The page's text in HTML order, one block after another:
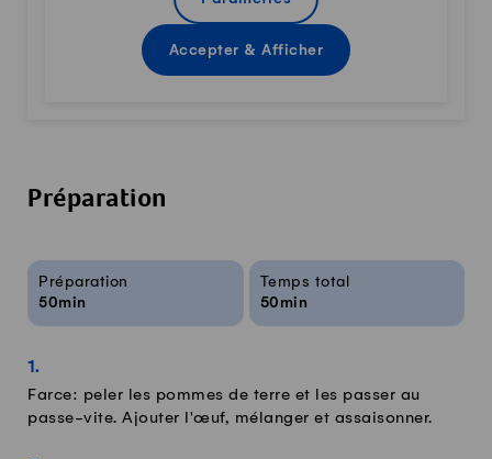
Accepter & Afficher
Préparation
Infos sur la recette
Préparation
50min
Temps total
50min
Farce: peler les pommes de terre et les passer au
passe-vite. Ajouter l'œuf, mélanger et assaisonner.